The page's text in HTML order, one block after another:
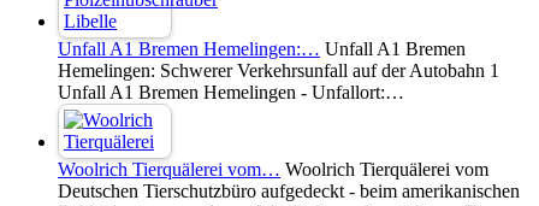
Unfall A1 Bremen Hemelingen:… Unfall A1 Bremen
Hemelingen: Schwerer Verkehrsunfall auf der Autobahn 1
Unfall A1 Bremen Hemelingen - Unfallort:…
Woolrich Tierquälerei vom… Woolrich Tierquälerei vom
Deutschen Tierschutzbüro aufgedeckt - beim amerikanischen